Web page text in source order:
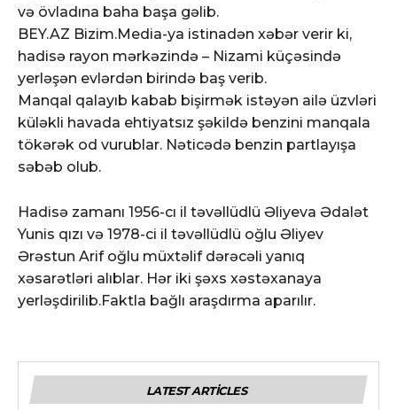
və övladına baha başa gəlib.
BEY.AZ Bizim.Media-ya istinadən xəbər verir ki,
hadisə rayon mərkəzində – Nizami küçəsində
yerləşən evlərdən birində baş verib.
Manqal qalayıb kabab bişirmək istəyən ailə üzvləri
küləkli havada ehtiyatsız şəkildə benzini manqala
tökərək od vurublar. Nəticədə benzin partlayışa
səbəb olub.
Hadisə zamanı 1956-cı il təvəllüdlü Əliyeva Ədalət
Yunis qızı və 1978-ci il təvəllüdlü oğlu Əliyev
Ərəstun Arif oğlu müxtəlif dərəcəli yanıq
xəsarətləri alıblar. Hər iki şəxs xəstəxanaya
yerləşdirilib.Faktla bağlı araşdırma aparılır.
LATEST ARTICLES